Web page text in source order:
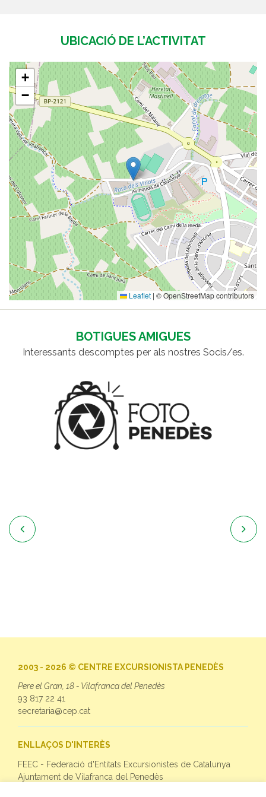
UBICACIÓ DE L’ACTIVITAT
+
−
Leaflet | © OpenStreetMap contributors
BOTIGUES AMIGUES
Interessants descomptes per als nostres Socis/es.
 
2003 - 2026 © CENTRE EXCURSIONISTA PENEDÈS
Pere el Gran, 18 - Vilafranca del Penedès
93 817 22 41
secretaria@cep.cat
ENLLAÇOS D'INTERÈS
FEEC - Federació d'Entitats Excursionistes de Catalunya
Ajuntament de Vilafranca del Penedès